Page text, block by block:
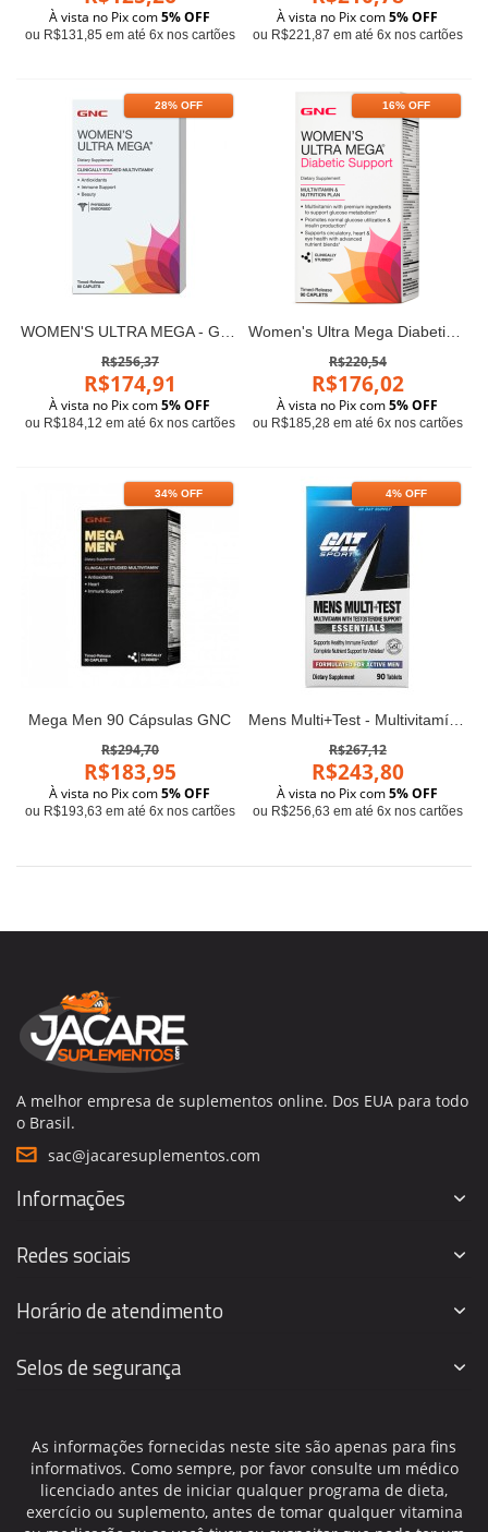
À vista no Pix com5% OFF
ou R$131,85 em até 6x nos cartões
À vista no Pix com5% OFF
ou R$221,87 em até 6x nos cartões
28% OFF
WOMEN'S ULTRA MEGA - GNC (90 cápsulas)
R$256,37
R$174,91
À vista no Pix com5% OFF
ou R$184,12 em até 6x nos cartões
16% OFF
Women's Ultra Mega Diabetic Support (90 caps) - GNC
R$220,54
R$176,02
À vista no Pix com5% OFF
ou R$185,28 em até 6x nos cartões
34% OFF
Mega Men 90 Cápsulas GNC
R$294,70
R$183,95
À vista no Pix com5% OFF
ou R$193,63 em até 6x nos cartões
4% OFF
Mens Multi+Test - Multivitamínico com Suporte de Testosterona, 90 Comprimidos
R$267,12
R$243,80
À vista no Pix com5% OFF
ou R$256,63 em até 6x nos cartões
A melhor empresa de suplementos online. Dos EUA para todo
o Brasil.
sac@jacaresuplementos.com
Informações
Redes sociais
Horário de atendimento
Selos de segurança
As informações fornecidas neste site são apenas para fins
informativos. Como sempre, por favor consulte um médico
licenciado antes de iniciar qualquer programa de dieta,
exercício ou suplemento, antes de tomar qualquer vitamina